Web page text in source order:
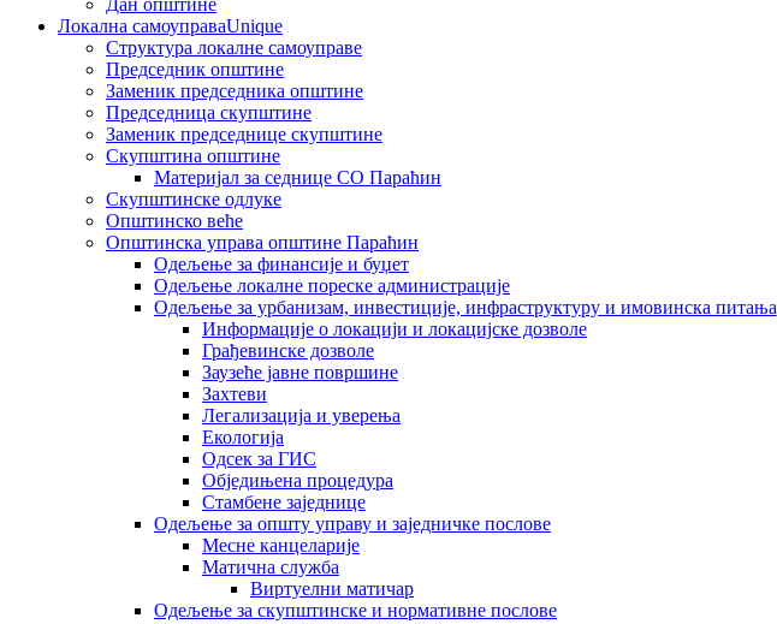
Дан општине
Локална самоуправаUnique
Структура локалне самоуправе
Председник општине
Заменик председника општине
Председница скупштине
Заменик председнице скупштине
Скупштина општине
Материјал за седнице СО Параћин
Скупштинске одлуке
Општинско веће
Општинска управа општине Параћин
Одељење за финансије и буџет
Одељење локалне пореске администрације
Одељење за урбанизам, инвестиције, инфраструктуру и имовинска питања
Информације о локацији и локацијске дозволе
Грађевинске дозволе
Заузеће јавне површине
Захтеви
Легализација и уверења
Екологија
Одсек за ГИС
Обједињена процедура
Стамбене заједнице
Oдељење за општу управу и заједничке послове
Месне канцеларије
Матична служба
Виртуелни матичар
Одељење за скупштинске и нормативне послове